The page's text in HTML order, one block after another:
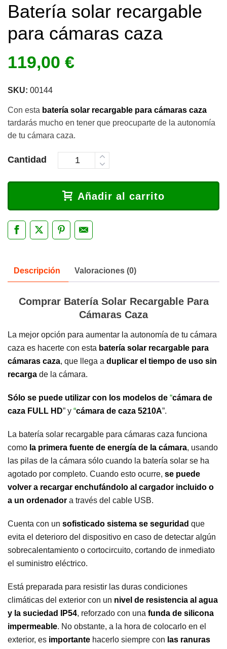
Batería solar recargable
para cámaras caza
119,00 €
SKU: 00144
Con esta batería solar recargable para cámaras caza
tardarás mucho en tener que preocuparte de la autonomía
de tu cámara caza.
Cantidad
Añadir al carrito
Descripción Valoraciones (0)
Comprar Batería Solar Recargable Para
Cámaras Caza
La mejor opción para aumentar la autonomía de tu cámara
caza es hacerte con esta batería solar recargable para
cámaras caza, que llega a duplicar el tiempo de uso sin
recarga de la cámara.
Sólo se puede utilizar con los modelos de “cámara de
caza FULL HD” y “cámara de caza 5210A”.
La batería solar recargable para cámaras caza funciona
como la primera fuente de energía de la cámara, usando
las pilas de la cámara sólo cuando la batería solar se ha
agotado por completo. Cuando esto ocurre, se puede
volver a recargar enchufándolo al cargador incluido o
a un ordenador a través del cable USB.
Cuenta con un sofisticado sistema se seguridad que
evita el deterioro del dispositivo en caso de detectar algún
sobrecalentamiento o cortocircuito, cortando de inmediato
el suministro eléctrico.
Está preparada para resistir las duras condiciones
climáticas del exterior con un nivel de resistencia al agua
y la suciedad IP54, reforzado con una funda de silicona
impermeable. No obstante, a la hora de colocarlo en el
exterior, es importante hacerlo siempre con las ranuras